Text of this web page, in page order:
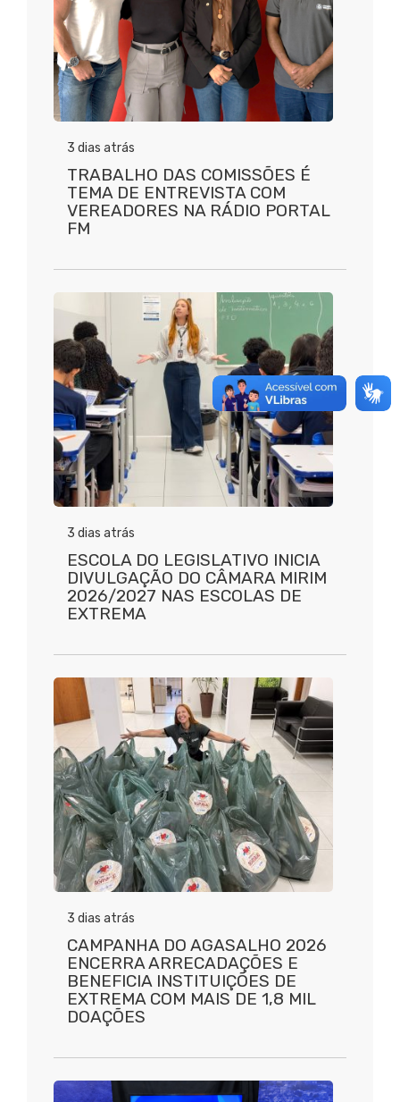
3 dias atrás
TRABALHO DAS COMISSÕES É
TEMA DE ENTREVISTA COM
VEREADORES NA RÁDIO PORTAL
FM
3 dias atrás
ESCOLA DO LEGISLATIVO INICIA
DIVULGAÇÃO DO CÂMARA MIRIM
2026/2027 NAS ESCOLAS DE
EXTREMA
3 dias atrás
CAMPANHA DO AGASALHO 2026
ENCERRA ARRECADAÇÕES E
BENEFICIA INSTITUIÇÕES DE
EXTREMA COM MAIS DE 1,8 MIL
DOAÇÕES